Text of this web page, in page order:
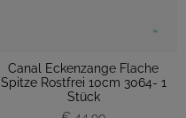
Canal Eckenzange Flache
Spitze Rostfrei 10cm 3064- 1
Stück